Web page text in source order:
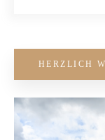
HERZLICH